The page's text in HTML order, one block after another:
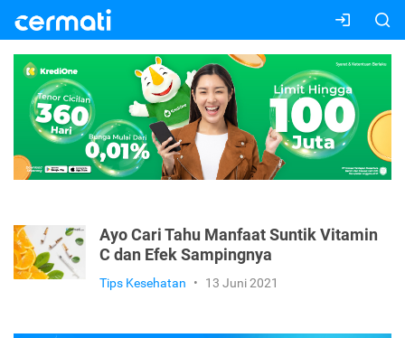
Ayo Cari Tahu Manfaat Suntik Vitamin
C dan Efek Sampingnya
Tips Kesehatan • 13 Juni 2021